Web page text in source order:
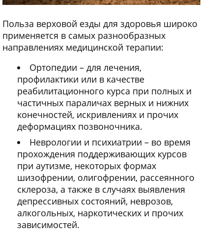
Польза верховой езды для здоровья широко
применяется в самых разнообразных
направлениях медицинской терапии:
Ортопедии – для лечения,
профилактики или в качестве
реабилитационного курса при полных и
частичных параличах верных и нижних
конечностей, искривлениях и прочих
деформациях позвоночника.
Неврологии и психиатрии – во время
прохождения поддерживающих курсов
при аутизме, некоторых формах
шизофрении, олигофрении, рассеянного
склероза, а также в случаях выявления
депрессивных состояний, неврозов,
алкогольных, наркотических и прочих
зависимостей.